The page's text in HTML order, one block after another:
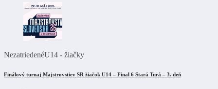
NezatriedenéU14 - žiačky
Finálový turnaj Majstrovstiev SR žiačok U14 – Final 6 Stará Turá – 3. deň